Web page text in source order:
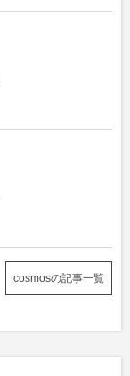
cosmosの記事一覧